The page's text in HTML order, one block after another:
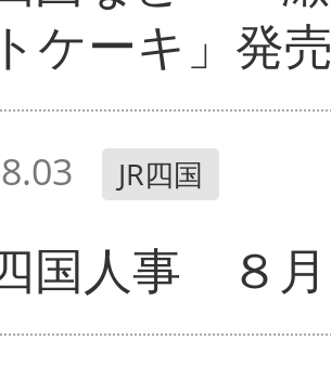
ケーキ」発
JR四国
国人事 ８